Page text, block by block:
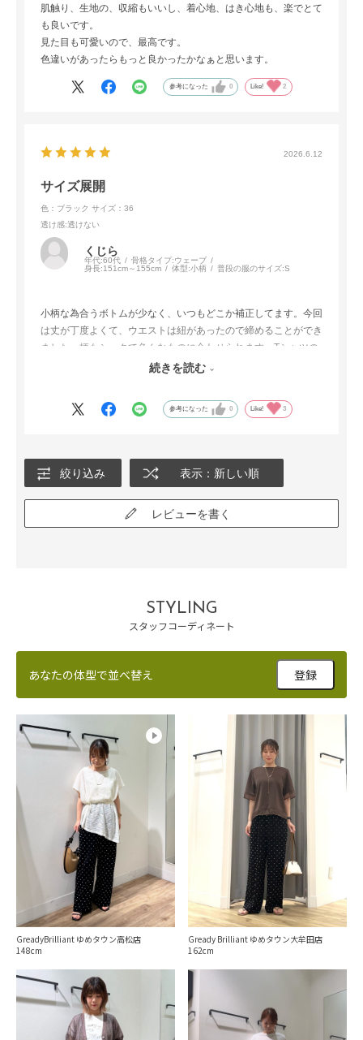
肌触り、生地の、収縮もいいし、着心地、はき心地も、楽でとて
も良いです。
見た目も可愛いので、最高です。
色違いがあったらもっと良かったかなぁと思います。
参考になった 0 Like! 2
2026.6.12
サイズ展開
色：ブラック サイズ：36
透け感:透けない
くじら
年代:60代 骨格タイプ:ウェーブ
身長:151cm～155cm 体型:小柄 普段の服のサイズ:S
小柄な為合うボトムが少なく、いつもどこか補正してます。今回
は丈が丁度よくて、ウエストは紐があったので締めることができ
ました。柄もシックで色んなものに合わせられます。Tシャツの
裾にレースのついたトップスとよく合います。手持ちの物でも着
続きを読む
参考になった 0 Like! 3
絞り込み 表示：新しい順
レビューを書く
STYLING
スタッフコーディネート
あなたの体型で並べ替え 登録
GreadyBrilliant ゆめタウン高松店
148
Gready Brilliant ゆめタウン大牟田店
162